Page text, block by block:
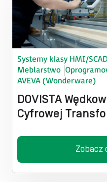
Efektywność
Kompletacja
Monitoring i zdalne
rozproszonymi
Pick & place
Produkcja wsadowa
Systemy klasy HMI/
Meblarstwo
AVEVA (Wonderware)
DOVISTA
Cyfrowej
Zobacz